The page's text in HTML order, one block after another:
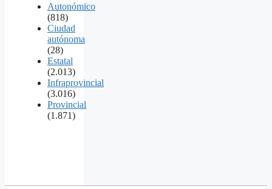
Autonómico
(818)
Ciudad
autónoma
(28)
Estatal
(2.013)
Infraprovincial
(3.016)
Provincial
(1.871)